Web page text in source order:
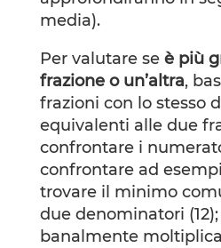
media).
Per valutare se è più
frazione o un’altra,
frazioni con lo stesso
equivalenti alle due
confrontare i
confrontare ad
trovare il minimo
due denominatori
banalmente